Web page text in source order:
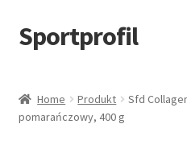
Przejdź
do
Przejdź
do
Sportprofil
Blog
Home Produkt
Sfd
pomarańczowy, 400 g